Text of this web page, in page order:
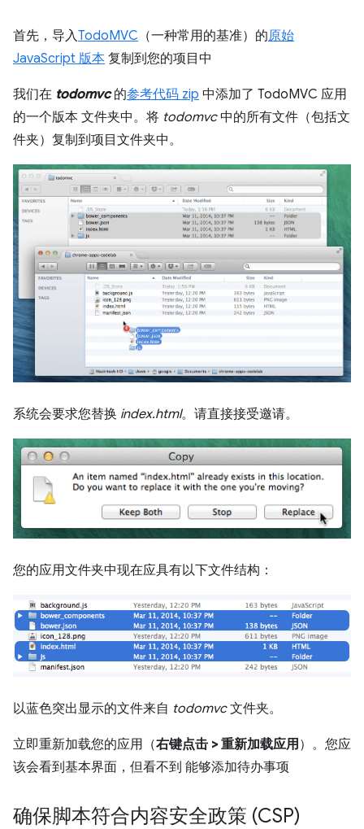
首先，导入TodoMVC （一种常用的基准）的原始
JavaScript 版本 复制到您的项目中
我们在 todomvc的参考代码 zip 中添加了 TodoMVC 应用
的一个版本 文件夹中。将 todomvc中的所有文件（包括文
件夹）复制到项目文件夹中。
系统会要求您替换 index.html。请直接接受邀请。
您的应用文件夹中现在应具有以下文件结构：
以蓝色突出显示的文件来自 todomvc文件夹。
立即重新加载您的应用（右键点击 > 重新加载应用 ）。您应
该会看到基本界面，但看不到 能够添加待办事项
确保脚本符合内容安全政策 (CSP)